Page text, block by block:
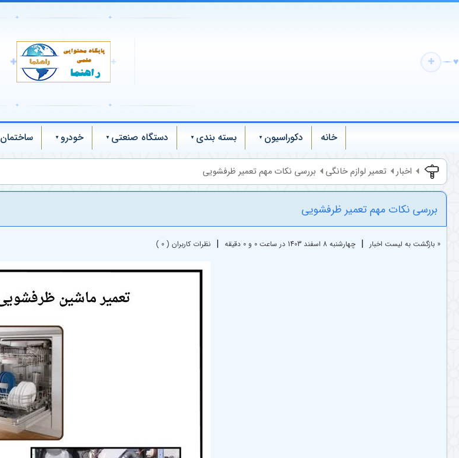
✦
✦
♥
✚
✚
✚
✦
✦
خانه دکوراسیون بسته بندی دستگاه صنعتی خودرو ساختمان
اخبار تعمیر لوازم خانگی بررسی نکات مهم تعمیر ظرفشویی
بررسی نکات مهم تعمیر ظرفشویی
« بازگشت به لیست اخبار | چهارشنبه 8 اسفند 1403 در ساعت 0 و 0 دقیقه | نظرات کاربران ( 0 )